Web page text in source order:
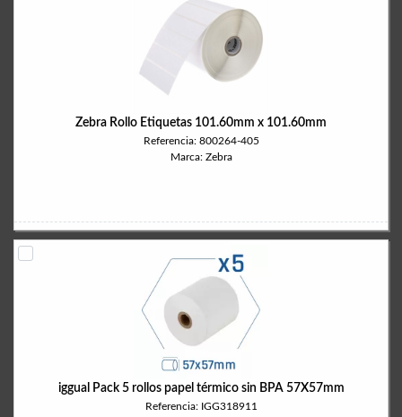
Zebra Rollo Etiquetas 101.60mm x 101.60mm
Referencia: 800264-405
Marca: Zebra
iggual Pack 5 rollos papel térmico sin BPA 57X57mm
Referencia: IGG318911